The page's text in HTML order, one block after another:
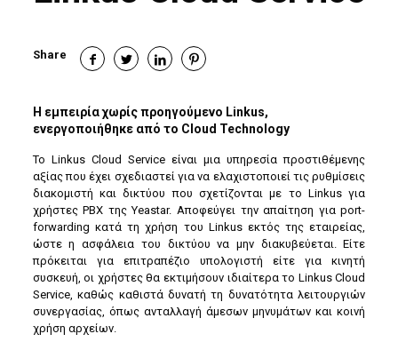
Share
Η εμπειρία χωρίς προηγούμενο Linkus,
ενεργοποιήθηκε από το Cloud Technology
Το Linkus Cloud Service είναι μια υπηρεσία προστιθέμενης
αξίας που έχει σχεδιαστεί για να ελαχιστοποιεί τις ρυθμίσεις
διακομιστή και δικτύου που σχετίζονται με το Linkus για
χρήστες PBX της Yeastar. Αποφεύγει την απαίτηση για port-
forwarding κατά τη χρήση του Linkus εκτός της εταιρείας,
ώστε η ασφάλεια του δικτύου να μην διακυβεύεται. Είτε
πρόκειται για επιτραπέζιο υπολογιστή είτε για κινητή
συσκευή, οι χρήστες θα εκτιμήσουν ιδιαίτερα το Linkus Cloud
Service, καθώς καθιστά δυνατή τη δυνατότητα λειτουργιών
συνεργασίας, όπως ανταλλαγή άμεσων μηνυμάτων και κοινή
χρήση αρχείων.